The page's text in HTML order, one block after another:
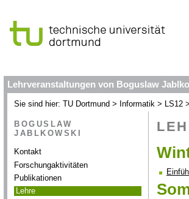
Lehrveranstaltungen von Boguslaw
Sie sind hier:TU Dortmund > Informatik > LS12 >
BOGUSLAW
JABLKOWSKI
Kontakt
Forschungaktivitäten
Publikationen
Lehre